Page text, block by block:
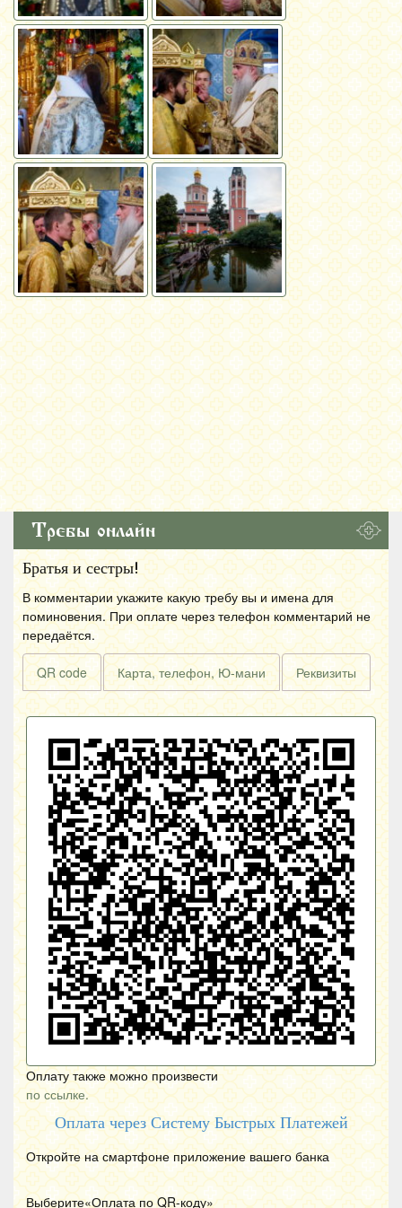
Требы онлайн
Братья и сестры!
В комментарии укажите какую требу вы и имена для
поминовения. При оплате через телефон комментарий не
передаётся.
QR code Карта, телефон, Ю-мани Реквизиты
Оплату также можно произвести
по ссылке.
Оплата через Систему Быстрых Платежей
Откройте на смартфоне приложение вашего банка
Выберите«Оплата по QR-коду»